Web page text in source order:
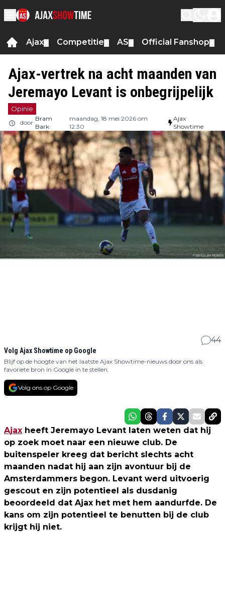
Ajax Competitie AS Official Fanshop
Ajax-vertrek na acht maanden van
Jeremayo Levant is onbegrijpelijk
Opinie
door
Bram
Bark
maandag, 18 mei 2026 om
12:30
Ajax
Showtime
44
Volg Ajax Showtime op Google
Blijf op de hoogte van het laatste Ajax Showtime-nieuws door ons als
favoriete bron in Google in te stellen.
Volg ons op Google
Ajax heeft Jeremayo Levant laten weten dat hij
op zoek moet naar een nieuwe club. De
buitenspeler kreeg dat bericht slechts acht
maanden nadat hij aan zijn avontuur bij de
Amsterdammers begon. Levant werd uitvoerig
gescout en zijn potentieel als dusdanig
beoordeeld dat Ajax het met hem aandurfde. De
kans om zijn potentieel te benutten bij de club
krijgt hij niet.